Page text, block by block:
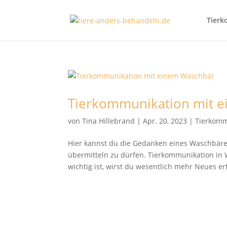
Tierkommunikation mit
vonTina Hillebrand |Apr. 20, 2023 |
Hier kannst du die Gedanken eines
übermitteln zu dürfen. Tierkommunikation in
wichtig ist, wirst du wesentlich mehr Neues